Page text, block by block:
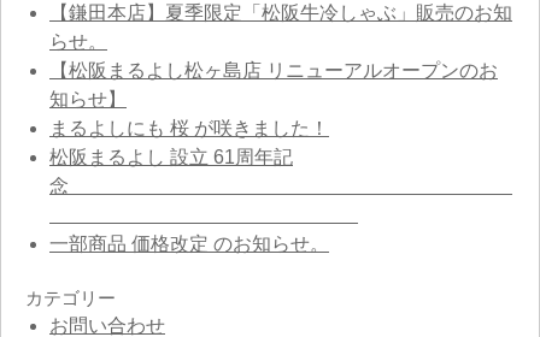
【鎌田本店】夏季限定「松阪牛冷しゃぶ」販売のお知
らせ。
【松阪まるよし松ヶ島店 リニューアルオープンのお
知らせ】
まるよしにも 桜 が咲きました！
松阪まるよし 設立 61周年記
念
一部商品 価格改定 のお知らせ。
カテゴリー
お問い合わせ